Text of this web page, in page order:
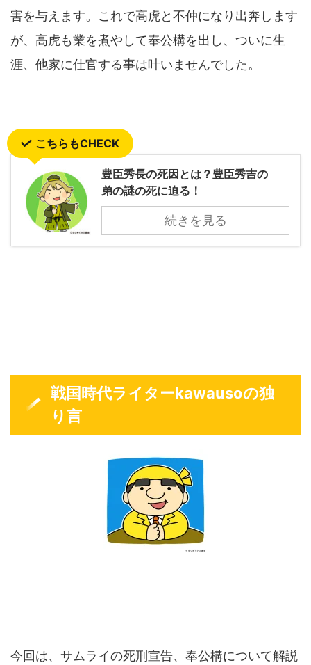
害を与えます。これで高虎と不仲になり出奔します
が、高虎も業を煮やして奉公構を出し、ついに生
涯、他家に仕官する事は叶いませんでした。
こちらもCHECK
豊臣秀長の死因とは？豊臣秀吉の
弟の謎の死に迫る！
続きを見る
戦国時代ライターkawausoの独
り言
今回は、サムライの死刑宣告、奉公構について解説